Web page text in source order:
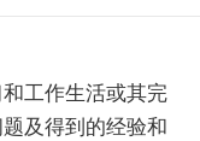
工作生活或其完
及得到的经验和